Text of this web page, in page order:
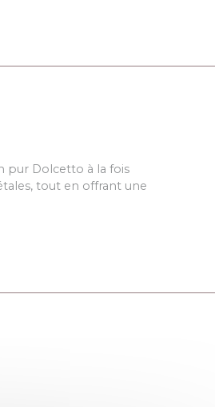
pur Dolcetto à la fois
tout en offrant une